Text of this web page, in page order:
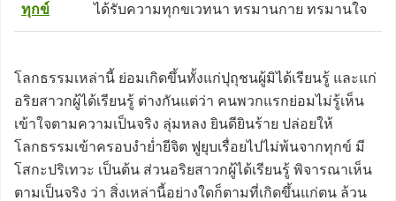
ทุกข์ ได้รับความทุกขเวทนา ทรมานกาย ทรมานใจ
โลกธรรมเหล่านี้ ย่อมเกิดขึ้นทั้งแก่ปุถุชนผู้มิได้เรียนรู้ และแก่
อริยสาวกผู้ได้เรียนรู้ ต่างกันแต่ว่า คนพวกแรกย่อมไม่รู้เห็น
เข้าใจตามความเป็นจริง ลุ่มหลง ยินดียินร้าย ปล่อยให้
โลกธรรมเข้าครอบงำย่ำยีจิต ฟูยุบเรื่อยไปไม่พ้นจากทุกข์ มี
โสกะปริเทวะ เป็นต้น ส่วนอริยสาวกผู้ได้เรียนรู้ พิจารณาเห็น
ตามเป็นจริง ว่า สิ่งเหล่านี้อย่างใดก็ตามที่เกิดขึ้นแก่ตน ล้วน